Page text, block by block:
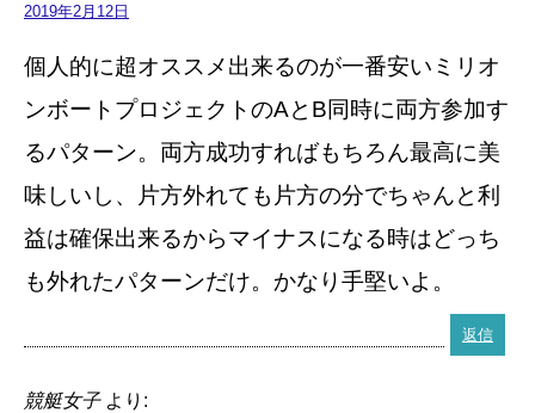
2019年2月12日
個人的に超オススメ出来るのが一番安いミリオ
ンボートプロジェクトのAとB同時に両方参加す
るパターン。両方成功すればもちろん最高に美
味しいし、片方外れても片方の分でちゃんと利
益は確保出来るからマイナスになる時はどっち
も外れたパターンだけ。かなり手堅いよ。
返信
競艇女子 より: